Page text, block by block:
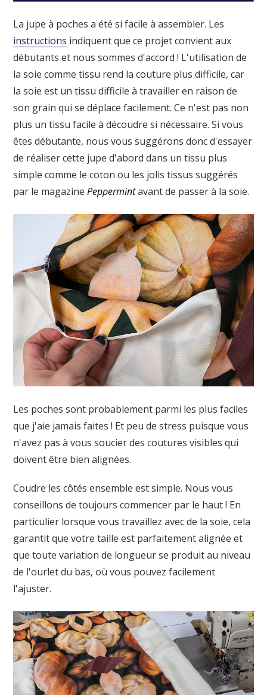
La jupe à poches a été si facile à assembler. Les
instructions indiquent que ce projet convient aux
débutants et nous sommes d'accord ! L'utilisation de
la soie comme tissu rend la couture plus difficile, car
la soie est un tissu difficile à travailler en raison de
son grain qui se déplace facilement. Ce n'est pas non
plus un tissu facile à découdre si nécessaire. Si vous
êtes débutante, nous vous suggérons donc d'essayer
de réaliser cette jupe d'abord dans un tissu plus
simple comme le coton ou les jolis tissus suggérés
par le magazinePeppermintavant de passer à la soie.
Les poches sont probablement parmi les plus faciles
que j'aie jamais faites ! Et peu de stress puisque vous
n'avez pas à vous soucier des coutures visibles qui
doivent être bien alignées.
Coudre les côtés ensemble est simple. Nous vous
conseillons de toujours commencer par le haut ! En
particulier lorsque vous travaillez avec de la soie, cela
garantit que votre taille est parfaitement alignée et
que toute variation de longueur se produit au niveau
de l'ourlet du bas, où vous pouvez facilement
l'ajuster.